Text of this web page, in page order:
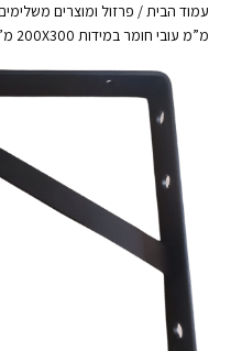
spellcheck גופן קריא
ניגודיות כהה
format_underlined
font_download
עמוד הבית/ פרזול ומוצרים
מ”מ עובי חומר במידות 200X300 מ”מ בצבע שחור